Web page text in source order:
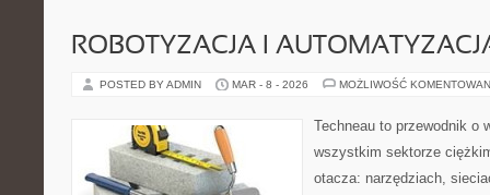
ROBOTYZACJA I
POSTED BY ADMIN MAR - 8 - 2026 MOŻLIWOŚĆ
Techneau to przewodnik o
wszystkim sektorze
otacza: narzędziach,